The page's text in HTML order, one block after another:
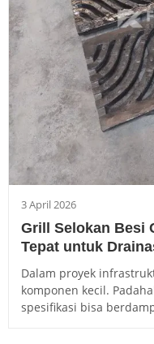
3 April 2026
Grill Selokan Besi
Tepat untuk
Dalam proyek
komponen kecil.
spesifikasi bisa